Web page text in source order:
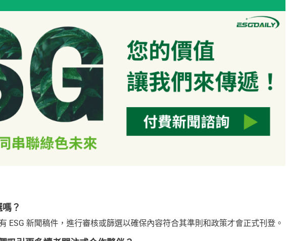
？
ESG 新聞稿件，進行審核或篩選以確保內容符合其準則和政策才會正式刊登。